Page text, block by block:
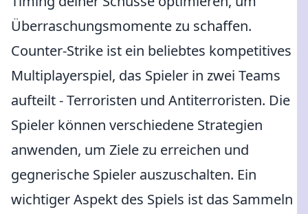
Überraschungsmomente zu schaffen.
Counter-Strike ist ein beliebtes kompetitives
Multiplayerspiel, das Spieler in zwei Teams
aufteilt - Terroristen und Antiterroristen. Die
Spieler können verschiedene Strategien
anwenden, um Ziele zu erreichen und
gegnerische Spieler auszuschalten. Ein
wichtiger Aspekt des Spiels ist das Sammeln